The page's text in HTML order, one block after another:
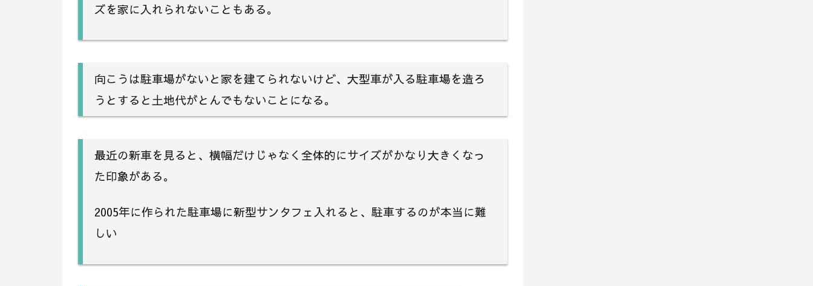
ズを家に入れられないこともある。
向こうは駐車場がないと家を建てられないけど、大型車が入る駐車場を造ろ
うとすると土地代がとんでもないことになる。
最近の新車を見ると、横幅だけじゃなく全体的にサイズがかなり大きくなっ
た印象がある。
2005年に作られた駐車場に新型サンタフェ入れると、駐車するのが本当に難
しい